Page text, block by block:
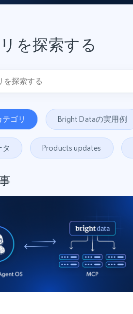
を探索する
ゴリ Bright Dataの実用例
Products updates